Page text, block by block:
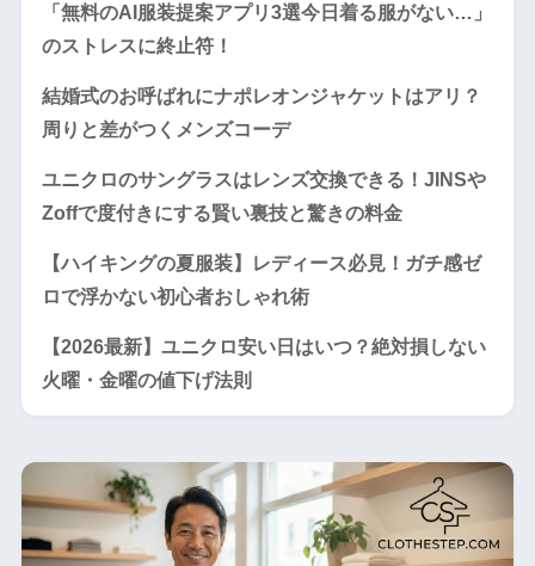
「無料のAI服装提案アプリ3選今日着る服がない…」
のストレスに終止符！
結婚式のお呼ばれにナポレオンジャケットはアリ？
周りと差がつくメンズコーデ
ユニクロのサングラスはレンズ交換できる！JINSや
Zoffで度付きにする賢い裏技と驚きの料金
【ハイキングの夏服装】レディース必見！ガチ感ゼ
ロで浮かない初心者おしゃれ術
【2026最新】ユニクロ安い日はいつ？絶対損しない
火曜・金曜の値下げ法則